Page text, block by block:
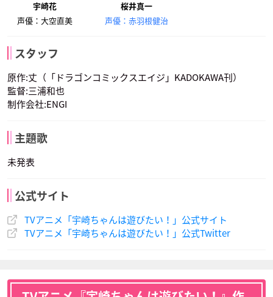
宇崎花
声優：大空直美
桜井真一
声優：赤羽根健治
スタッフ
原作:丈（「ドラゴンコミックスエイジ」KADOKAWA刊）
監督:三浦和也
制作会社:ENGI
主題歌
未発表
公式サイト
TVアニメ「宇崎ちゃんは遊びたい！」公式サイト
TVアニメ「宇崎ちゃんは遊びたい！」公式Twitter